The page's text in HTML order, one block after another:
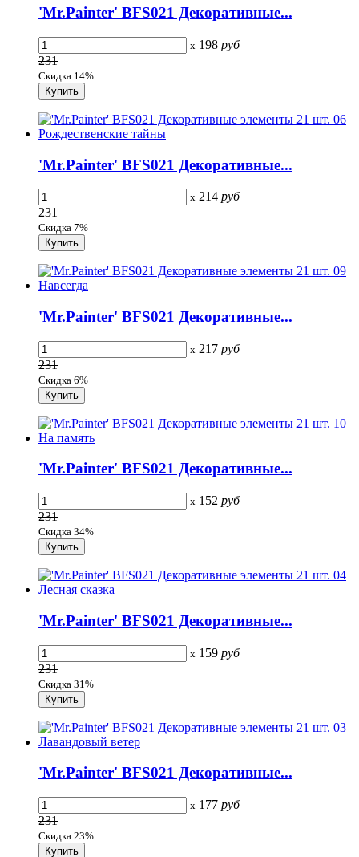
'Mr.Painter' BFS021 Декоративные...
x 198 руб
231
Скидка 14%
'Mr.Painter' BFS021 Декоративные...
x 214 руб
231
Скидка 7%
'Mr.Painter' BFS021 Декоративные...
x 217 руб
231
Скидка 6%
'Mr.Painter' BFS021 Декоративные...
x 152 руб
231
Скидка 34%
'Mr.Painter' BFS021 Декоративные...
x 159 руб
231
Скидка 31%
'Mr.Painter' BFS021 Декоративные...
x 177 руб
231
Скидка 23%